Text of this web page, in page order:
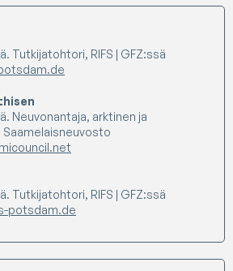
Tutkijatohtori, RIFS | GFZ:ssä
Neuvonantaja, arktinen ja
Tutkijatohtori, RIFS | GFZ:ssä
potsdam.de